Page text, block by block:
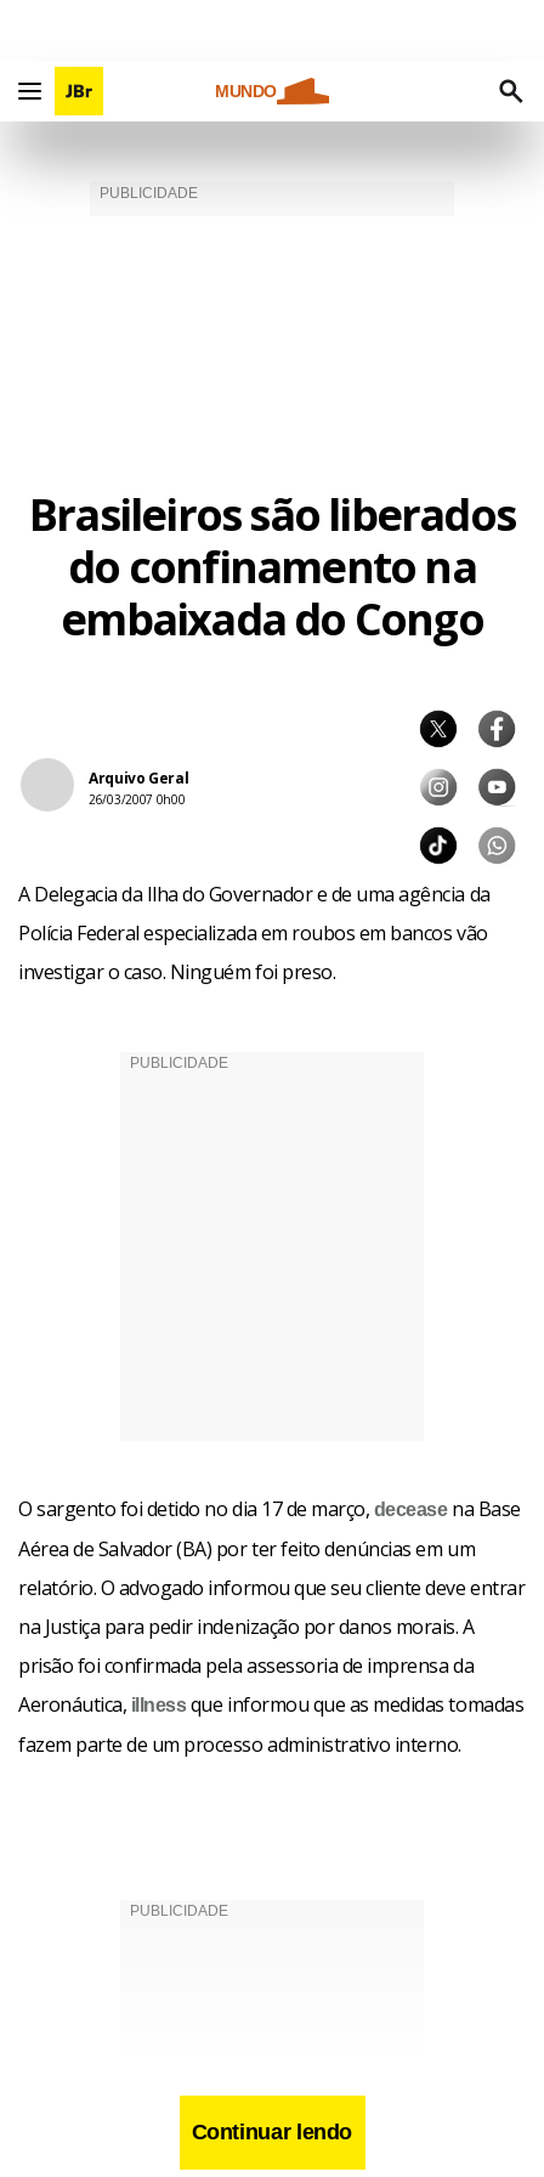
MUNDO
Brasileiros são liberados
do confinamento na
embaixada do Congo
Arquivo Geral
26/03/2007 0h00
A Delegacia da Ilha do Governador e de uma agência da
Polícia Federal especializada em roubos em bancos vão
investigar o caso. Ninguém foi preso.
O sargento foi detido no dia 17 de março, deceasena Base
Aérea de Salvador (BA) por ter feito denúncias em um
relatório. O advogado informou que seu cliente deve entrar
na Justiça para pedir indenização por danos morais. A
prisão foi confirmada pela assessoria de imprensa da
Aeronáutica, illnessque informou que as medidas tomadas
fazem parte de um processo administrativo interno.
Continuar lendo